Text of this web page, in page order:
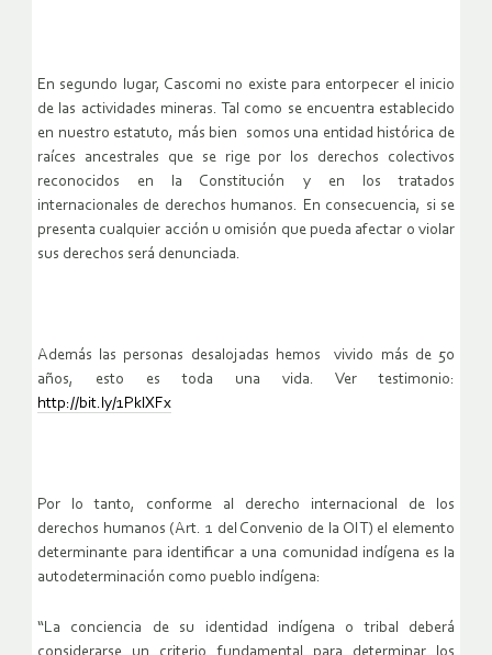
En segundo lugar, Cascomi no existe para entorpecer el inicio
de las actividades mineras. Tal como se encuentra establecido
en nuestro estatuto, más bien somos una entidad histórica de
raíces ancestrales que se rige por los derechos colectivos
reconocidos en la Constitución y en los tratados
internacionales de derechos humanos. En consecuencia, si se
presenta cualquier acción u omisión que pueda afectar o violar
sus derechos será denunciada.
Además las personas desalojadas hemos vivido más de 50
años, esto es toda una vida. Ver testimonio:
http://bit.ly/1PklXFx
Por lo tanto, conforme al derecho internacional de los
derechos humanos (Art. 1 del Convenio de la OIT) el elemento
determinante para identificar a una comunidad indígena es la
autodeterminación como pueblo indígena:
“La conciencia de su identidad indígena o tribal deberá